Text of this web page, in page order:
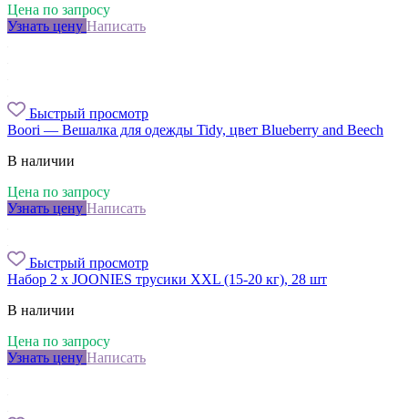
Цена по запросу
Узнать цену Написать
Быстрый просмотр
Boori — Вешалка для одежды Tidy, цвет Blueberry and Beech
В наличии
Цена по запросу
Узнать цену Написать
Быстрый просмотр
Набор 2 х JOONIES трусики XXL (15-20 кг), 28 шт
В наличии
Цена по запросу
Узнать цену Написать